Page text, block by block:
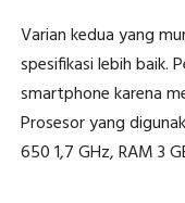
Varian kedua yang
spesifikasi lebih baik.
smartphone karena
Prosesor yang
650 1,7 GHz, RAM 3